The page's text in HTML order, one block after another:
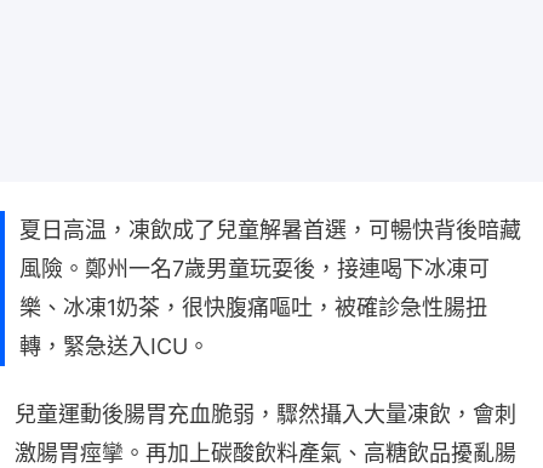
夏日高温，凍飲成了兒童解暑首選，可暢快背後暗藏
風險。鄭州一名7歲男童玩耍後，接連喝下冰凍可
樂、冰凍1奶茶，很快腹痛嘔吐，被確診急性腸扭
轉，緊急送入ICU。
兒童運動後腸胃充血脆弱，驟然攝入大量凍飲，會刺
激腸胃痙攣。再加上碳酸飲料產氣、高糖飲品擾亂腸